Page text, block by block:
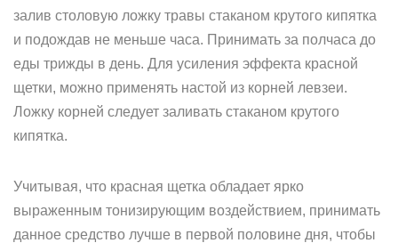
залив столовую ложку травы стаканом крутого кипятка
и подождав не меньше часа. Принимать за полчаса до
еды трижды в день. Для усиления эффекта красной
щетки, можно применять настой из корней левзеи.
Ложку корней следует заливать стаканом крутого
кипятка.
Учитывая, что красная щетка обладает ярко
выраженным тонизирующим воздействием, принимать
данное средство лучше в первой половине дня, чтобы